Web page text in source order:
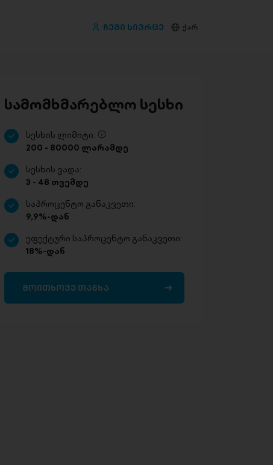
ჩემი სივრცე ქარ
სამომხმარებლო სესხი
სესხის ლიმიტი:
200 - 80000 ლარამდე
სესხის ვადა:
3 - 48 თვემდე
საპროცენტო განაკვეთი:
9,9%-დან
ეფექტური საპროცენტო განაკვეთი:
18%-დან
მოითხოვე თანხა